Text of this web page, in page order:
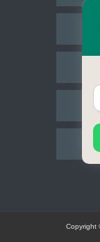
Copyright